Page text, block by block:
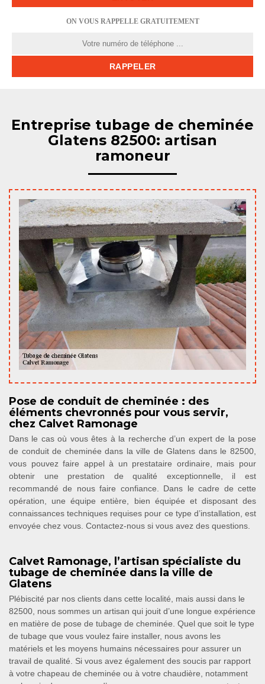
ON VOUS RAPPELLE GRATUITEMENT
Entreprise tubage de cheminée
Glatens 82500: artisan
ramoneur
Pose de conduit de cheminée : des
éléments chevronnés pour vous servir,
chez Calvet Ramonage
Dans le cas où vous êtes à la recherche d’un expert de la pose
de conduit de cheminée dans la ville de Glatens dans le 82500,
vous pouvez faire appel à un prestataire ordinaire, mais pour
obtenir une prestation de qualité exceptionnelle, il est
recommandé de nous faire confiance. Dans le cadre de cette
opération, une équipe entière, bien équipée et disposant des
connaissances techniques requises pour ce type d’installation, est
envoyée chez vous. Contactez-nous si vous avez des questions.
Calvet Ramonage, l’artisan spécialiste du
tubage de cheminée dans la ville de
Glatens
Plébiscité par nos clients dans cette localité, mais aussi dans le
82500, nous sommes un artisan qui jouit d’une longue expérience
en matière de pose de tubage de cheminée. Quel que soit le type
de tubage que vous voulez faire installer, nous avons les
matériels et les moyens humains nécessaires pour assurer un
travail de qualité. Si vous avez également des soucis par rapport
à votre chapeau de cheminée ou à votre chaudière, notamment